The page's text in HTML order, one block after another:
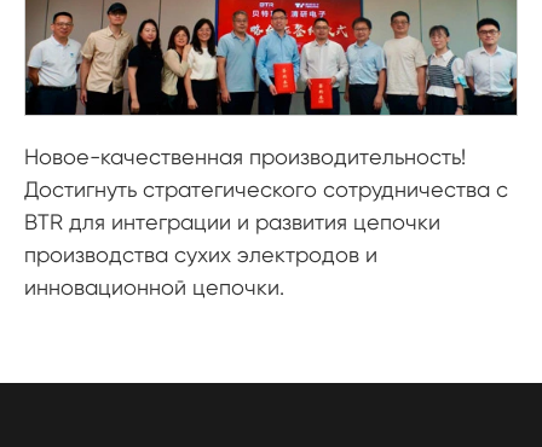
Новое-качественная производительность!
Достигнуть стратегического сотрудничества с
BTR для интеграции и развития цепочки
производства сухих электродов и
инновационной цепочки.